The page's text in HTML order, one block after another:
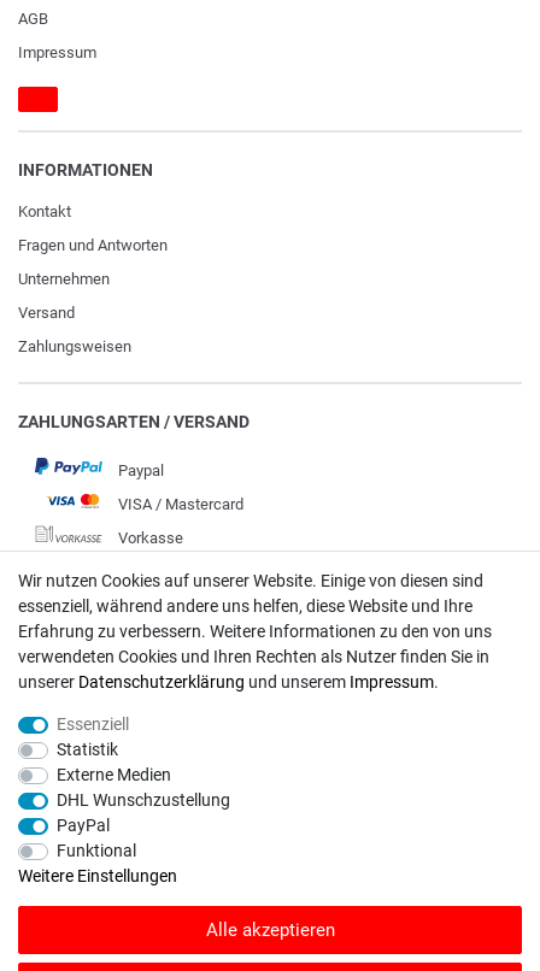
AGB
Impressum
INFORMATIONEN
Kontakt
Fragen und Antworten
Unternehmen
Versand
Zahlungsweisen
ZAHLUNGSARTEN / VERSAND
Paypal
VISA / Mastercard
Vorkasse
DHL
Deutsche Post
Bei Fragen wenden Sie sich direkt an unser Service-Team.
info@rasentraktoren-motoren.de
MA-Versand GmbH, 53925 Kall, In der Laach 1-3
SHOPVOTE Bewertungen. SHOPVOTE setzt automatische und manuelle
Wir nutzen Cookies auf unserer Website. Einige von diesen sind
essenziell, während andere uns helfen, diese Website und Ihre
Erfahrung zu verbessern. Weitere Informationen zu den von uns
verwendeten Cookies und Ihren Rechten als Nutzer finden Sie in
unserer Daten­schutz­erklärung und unserem Impressum.
Essenziell
Statistik
Externe Medien
DHL Wunschzustellung
PayPal
Funktional
Weitere Einstellungen
Alle akzeptieren